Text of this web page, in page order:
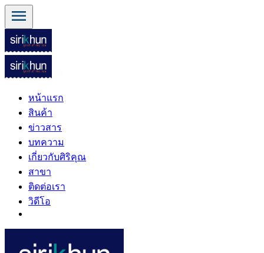
menu
หน้าแรก
สินค้า
ข่าวสาร
บทความ
เกี่ยวกับศิริคุณ
สาขา
ติดต่อเรา
วิดีโอ